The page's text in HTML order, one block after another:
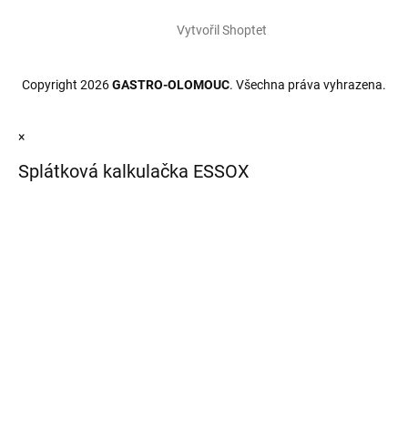
Vytvořil Shoptet
Copyright 2026GASTRO-OLOMOUC. Všechna práva vyhrazena.
×
Splátková kalkulačka ESSOX